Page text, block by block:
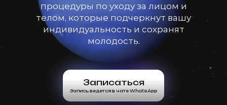
процедуры по уходу за лицом и
телом, которые подчеркнут вашу
индивидуальность и сохранят
молодость.
Записаться
Запись ведется в чате WhatsApp